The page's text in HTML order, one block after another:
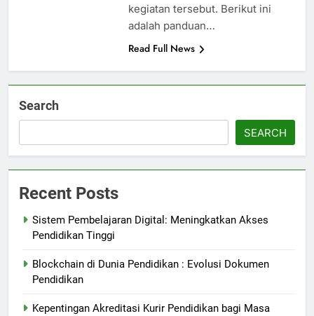
kegiatan tersebut. Berikut ini
adalah panduan…
Read Full News
Search
SEARCH
Recent Posts
Sistem Pembelajaran Digital: Meningkatkan Akses
Pendidikan Tinggi
Blockchain di Dunia Pendidikan : Evolusi Dokumen
Pendidikan
Kepentingan Akreditasi Kurir Pendidikan bagi Masa